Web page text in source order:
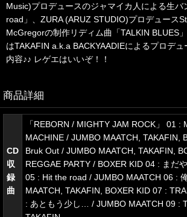
Music)プロデュースのジャマイカ人による生バ
road」、ZURA (ARUZ STUDIO)プロデュース
McGregorの制作リディム曲「TALKIN BLUES
はTAKAFIN a.k.a BACKYAADIEによるプロデ
内容♪♪ レゲエはいいぞ！！
商品詳細
CD
収
録
曲
「REBORN / MIGHTY JAM ROCK」 01 :
MACHINE / JUMBO MAATCH, TAKAFIN,
Bruk Out / JUMBO MAATCH, TAKAFIN,
REGGAE PARTY / BOXER KID 04 : まだ
05 : Hit the road / JUMBO MAATCH 06 :
MAATCH, TAKAFIN, BOXER KID 07 :
: あともう少し… / JUMBO MAATCH 09 :